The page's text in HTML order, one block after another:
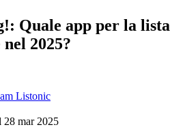
Quale app per la lista
2025?
Listonic
28 mar 2025